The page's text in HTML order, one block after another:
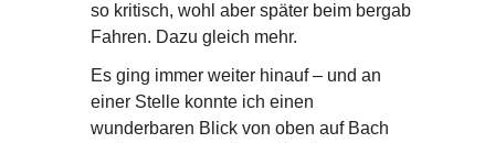
so kritisch, wohl aber später beim bergab
Fahren. Dazu gleich mehr.
Es ging immer weiter hinauf – und an
einer Stelle konnte ich einen
wunderbaren Blick von oben auf Bach